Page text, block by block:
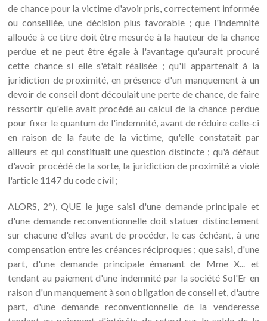
de chance pour la victime d'avoir pris, correctement informée
ou conseillée, une décision plus favorable ; que l'indemnité
allouée à ce titre doit être mesurée à la hauteur de la chance
perdue et ne peut être égale à l'avantage qu'aurait procuré
cette chance si elle s'était réalisée ; qu'il appartenait à la
juridiction de proximité, en présence d'un manquement à un
devoir de conseil dont découlait une perte de chance, de faire
ressortir qu'elle avait procédé au calcul de la chance perdue
pour fixer le quantum de l'indemnité, avant de réduire celle-ci
en raison de la faute de la victime, qu'elle constatait par
ailleurs et qui constituait une question distincte ; qu'à défaut
d'avoir procédé de la sorte, la juridiction de proximité a violé
l'article 1147 du code civil ;
ALORS, 2°), QUE le juge saisi d'une demande principale et
d'une demande reconventionnelle doit statuer distinctement
sur chacune d'elles avant de procéder, le cas échéant, à une
compensation entre les créances réciproques ; que saisi, d'une
part, d'une demande principale émanant de Mme X... et
tendant au paiement d'une indemnité par la société Sol'Er en
raison d'un manquement à son obligation de conseil et, d'autre
part, d'une demande reconventionnelle de la venderesse